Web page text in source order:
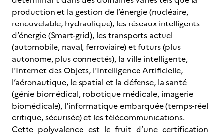
production et la gestion de l’énergie (nucléaire,
renouvelable, hydraulique), les réseaux intelligents
d’énergie (Smart-grid), les transports actuel
(automobile, naval, ferroviaire) et futurs (plus
autonome, plus connectés), la ville intelligente,
l’Internet des Objets, l’Intelligence Artificielle,
l’aéronautique, le spatial et la défense, la santé
(génie biomédical, robotique médicale, imagerie
biomédicale), l'informatique embarquée (temps-réel
critique, sécurisée) et les télécommunications.
Cette polyvalence est le fruit d’une certification